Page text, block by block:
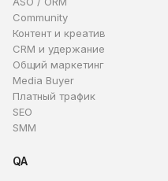
Community
Контент и креатив
CRM и удержание
Общий маркетинг
Media Buyer
Платный трафик
SEO
SMM
QA